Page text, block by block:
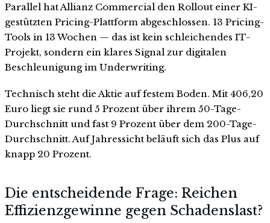
Parallel hat Allianz Commercial den Rollout einer KI-
gestützten Pricing-Plattform abgeschlossen. 13 Pricing-
Tools in 13 Wochen — das ist kein schleichendes IT-
Projekt, sondern ein klares Signal zur digitalen
Beschleunigung im Underwriting.
Technisch steht die Aktie auf festem Boden. Mit 406,20
Euro liegt sie rund 5 Prozent über ihrem 50-Tage-
Durchschnitt und fast 9 Prozent über dem 200-Tage-
Durchschnitt. Auf Jahressicht beläuft sich das Plus auf
knapp 20 Prozent.
Die entscheidende Frage: Reichen
Effizienzgewinne gegen Schadenslast?